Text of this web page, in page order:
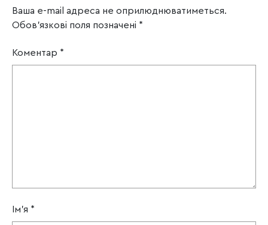
Ваша e-mail адреса не оприлюднюватиметься.
Обов’язкові поля позначені *
Коментар *
Ім'я *